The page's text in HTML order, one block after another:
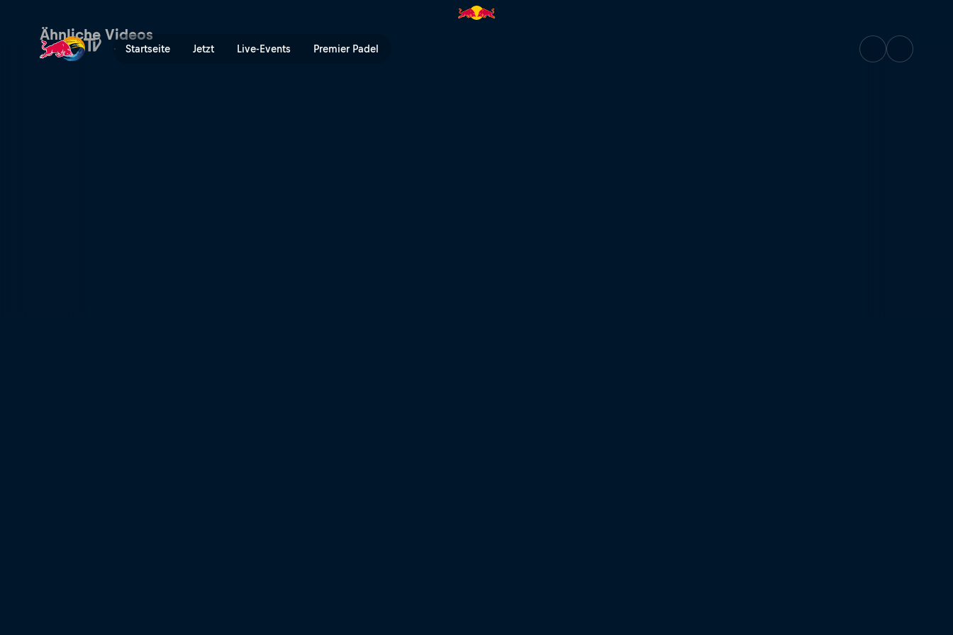
Startseite Jetzt Live-Events Premier Padel
Buenos Aires Viertelfinale Centre Court | Red Bull TV
Ähnliche Videos